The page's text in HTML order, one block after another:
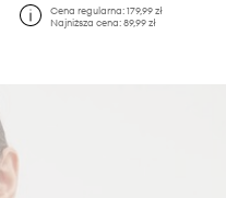
Cena regularna: 179,99 zł
Najniższa cena: 89,99 zł